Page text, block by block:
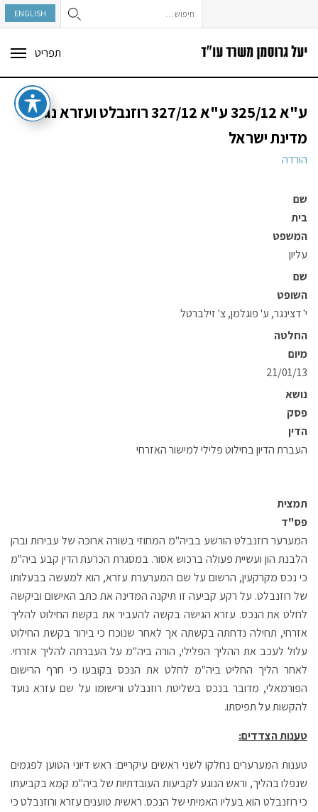
ENGLISH
תפריט
ע"א 325/12 ע"א 327/12 רוזנבלט ועזרא נגד
מדינת ישראל
הורדה
שם
בית
המשפט
עליון
שם
השופט
י' דצינגר, ע' פוגלמן, צ' זילברטל
החלטה
מיום
21/01/13
נושא
פסק
הדין
העברת הדיון בחילוט פלילי למישור האזרחי
תמצית
פס"ד
המערער רוזנבלט הורשע בביה"מ המחוזי בשורה ארוכה של עבירות ובהן
הלבנת הון ועשיית פעולה ברכוש אסור. במסגרת הכרעת הדין קבע ביה"מ
כי נכס מקרקעין, הרשום על שם המערערת עזרא, הוא למעשה בבעלותו
של רוזנבלט. על רקע קביעה זו תיקנה המדינה את כתב האישום וביקשה
לחלט את הנכס. עזרא הגישה בקשה להעביר את בקשת החילוט להליך
אזרחי, תחילה נדחתה בקשתה אך לאחר שנוכח כי בירור בקשת החילוט
עלול לעכב את ההליך הפלילי, הורה ביה"מ על העברתה להליך אזרחי.
לאחר הליך החליט ביה"מ לחלט את הנכס בקובעו כי חרף הרישום
הפורמאלי, מדובר בנכס בשליטת רוזנבלט ורישומו על שם עזרא נועד
להקשות על תפיסתו.
טענות הצדדים:
טענות המערערים נחלקו לשני ראשים עיקריים: ראש דיוני הטוען לפגמים
שנפלו בהליך, וראש הנוגע לקביעות העובדתיות של ביה"מ קמא בקביעתו
כי רוזנבלט הוא בעליו האמיתי של הנכס. ראשית טוענים עזרא ורוזנבלט כי